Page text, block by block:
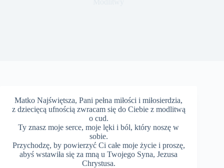
Matko Najświętsza, Pani pełna miłości i miłosierdzia,
z dziecięcą ufnością zwracam się do Ciebie z modlitwą
o cud.
Ty znasz moje serce, moje lęki i ból, który noszę w
sobie.
Przychodzę, by powierzyć Ci całe moje życie i proszę,
abyś wstawiła się za mną u Twojego Syna, Jezusa
Chrystusa.